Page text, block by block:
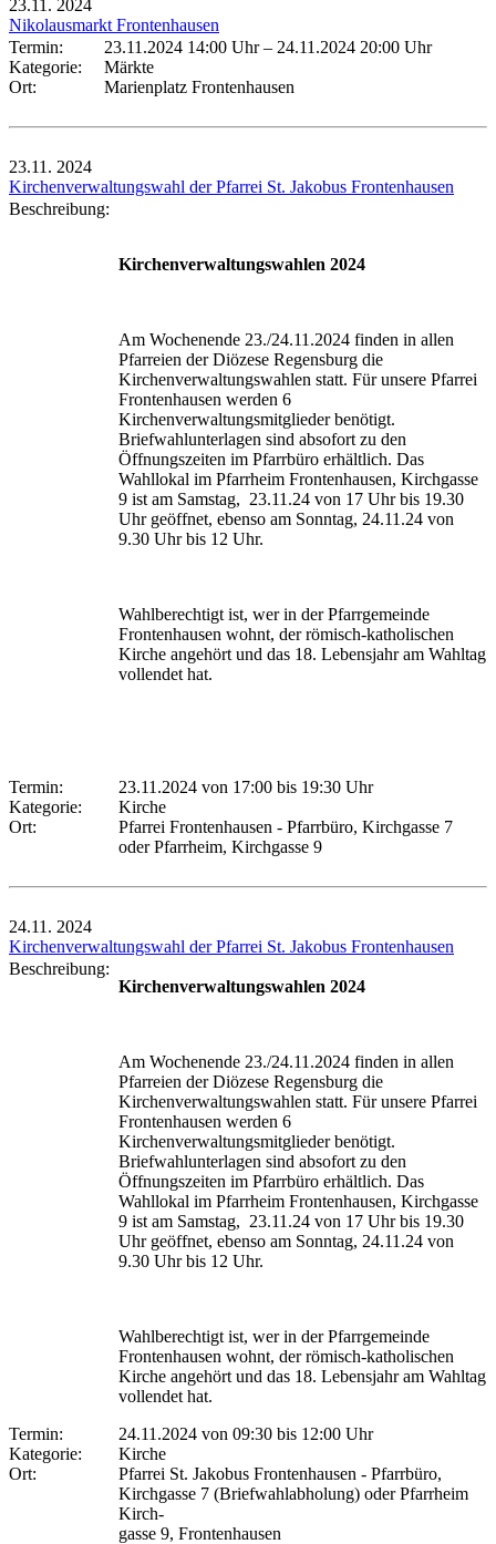
23.11. 2024
Nikolausmarkt Frontenhausen
Termin:
23.11.2024 14:00 Uhr– 24.11.2024 20:00 Uhr
Kategorie:
Märkte
Ort:
Marienplatz Frontenhausen
23.11. 2024
Kirchenverwaltungswahl der Pfarrei St. Jakobus Frontenhausen
Beschreibung:
Kirchenverwaltungswahlen 2024
Am Wochenende 23./24.11.2024 finden in allen
Pfarreien der Diözese Regensburg die
Kirchenverwaltungswahlen statt. Für unsere Pfarrei
Frontenhausen werden 6
Kirchenverwaltungsmitglieder benötigt.
Briefwahlunterlagen sind absofort zu den
Öffnungszeiten im Pfarrbüro erhältlich. Das
Wahllokal im Pfarrheim Frontenhausen, Kirchgasse
9 ist am Samstag, 23.11.24 von 17 Uhr bis 19.30
Uhr geöffnet, ebenso am Sonntag, 24.11.24 von
9.30 Uhr bis 12 Uhr.
Wahlberechtigt ist, wer in der Pfarrgemeinde
Frontenhausen wohnt, der römisch-katholischen
Kirche angehört und das 18. Lebensjahr am Wahltag
vollendet hat.
Termin: 23.11.2024 von 17:00 bis 19:30 Uhr
Kategorie:
Kirche
Ort:
Pfarrei Frontenhausen - Pfarrbüro, Kirchgasse 7
oder Pfarrheim, Kirchgasse 9
24.11. 2024
Kirchenverwaltungswahl der Pfarrei St. Jakobus Frontenhausen
Beschreibung:
Kirchenverwaltungswahlen 2024
Am Wochenende 23./24.11.2024 finden in allen
Pfarreien der Diözese Regensburg die
Kirchenverwaltungswahlen statt. Für unsere Pfarrei
Frontenhausen werden 6
Kirchenverwaltungsmitglieder benötigt.
Briefwahlunterlagen sind absofort zu den
Öffnungszeiten im Pfarrbüro erhältlich. Das
Wahllokal im Pfarrheim Frontenhausen, Kirchgasse
9 ist am Samstag, 23.11.24 von 17 Uhr bis 19.30
Uhr geöffnet, ebenso am Sonntag, 24.11.24 von
9.30 Uhr bis 12 Uhr.
Wahlberechtigt ist, wer in der Pfarrgemeinde
Frontenhausen wohnt, der römisch-katholischen
Kirche angehört und das 18. Lebensjahr am Wahltag
vollendet hat.
Termin:
24.11.2024 von 09:30 bis 12:00 Uhr
Kategorie:
Kirche
Ort:
Pfarrei St. Jakobus Frontenhausen - Pfarrbüro,
Kirchgasse 7 (Briefwahlabholung) oder Pfarrheim
Kirch-
gasse 9, Frontenhausen